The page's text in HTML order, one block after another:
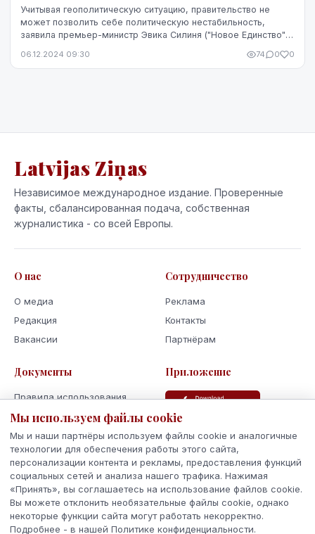
Учитывая геополитическую ситуацию, правительство не
может позволить себе политическую нестабильность,
заявила премьер-министр Эвика Силиня ("Новое Единство")
06.12.2024 09:30 74 0 0
Latvijas Ziņas
Независимое международное издание. Проверенные
факты, сбалансированная подача, собственная
журналистика - со всей Европы.
О нас
О медиа
Редакция
Вакансии
Сотрудничество
Реклама
Контакты
Партнёрам
Документы
Правила использования
Политика
Использование cookie
Кодекс поведения и этики
Приложение
Мы используем файлы cookie
Мы и наши партнёры используем файлы cookie и аналогичные
технологии для обеспечения работы этого сайта,
персонализации контента и рекламы, предоставления функций
социальных сетей и анализа нашего трафика. Нажимая
«Принять», вы соглашаетесь на использование файлов cookie.
Вы можете отклонить необязательные файлы cookie, однако
некоторые функции сайта могут работать некорректно.
Подробнее - в нашей Политике конфиденциальности.